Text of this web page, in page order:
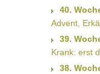
40.
Advent,
39.
Krank: erst
38.